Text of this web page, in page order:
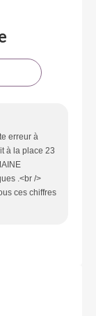
erreur à
à la place 23
.<br />
ces chiffres